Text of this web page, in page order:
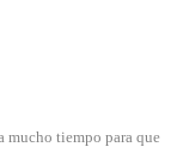
mucho tiempo para que